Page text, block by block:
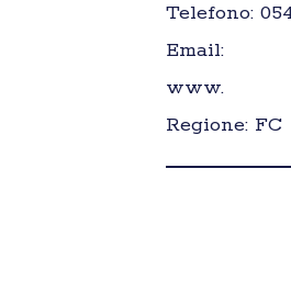
Telefono:
Email:
www.
Regione: FC